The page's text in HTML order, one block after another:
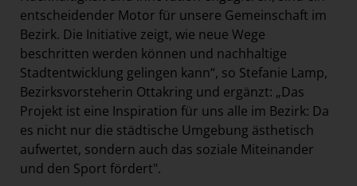
entscheidender Motor für unsere Gemeinschaft im
Bezirk. Die Initiative zeigt, wie neue Wege
beschritten werden können und nachhaltige
Stadtentwicklung gelingen kann“, so Stefanie Lamp,
Bezirksvorsteherin Ottakring und ergänzt: „Das
Projekt ist eine Inspiration für uns alle im Bezirk: Da
es nicht nur die städtische Umgebung ästhetisch
aufwertet, sondern auch das soziale Miteinander
und den Sport fördert".